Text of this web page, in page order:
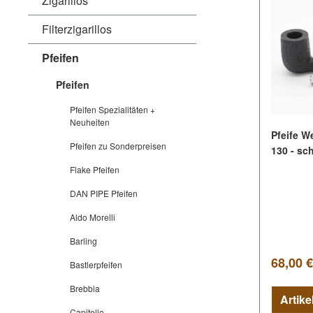
Filterzigarillos
Pfeifen
Pfeifen
Pfeifen Spezialitäten +
Neuheiten
Pfeifen zu Sonderpreisen
Flake Pfeifen
DAN PIPE Pfeifen
Aldo Morelli
Barling
Bastlerpfeifen
Brebbia
Pfeife
130 -
68,00 €